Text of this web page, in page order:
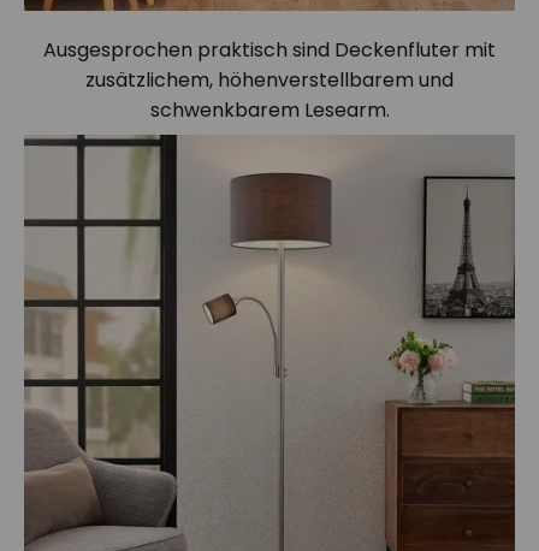
Ausgesprochen praktisch sind Deckenfluter mit
zusätzlichem, höhenverstellbarem und
schwenkbarem Lesearm.